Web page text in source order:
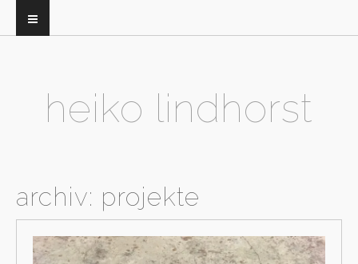
heiko lindhorst
archiv: projekte